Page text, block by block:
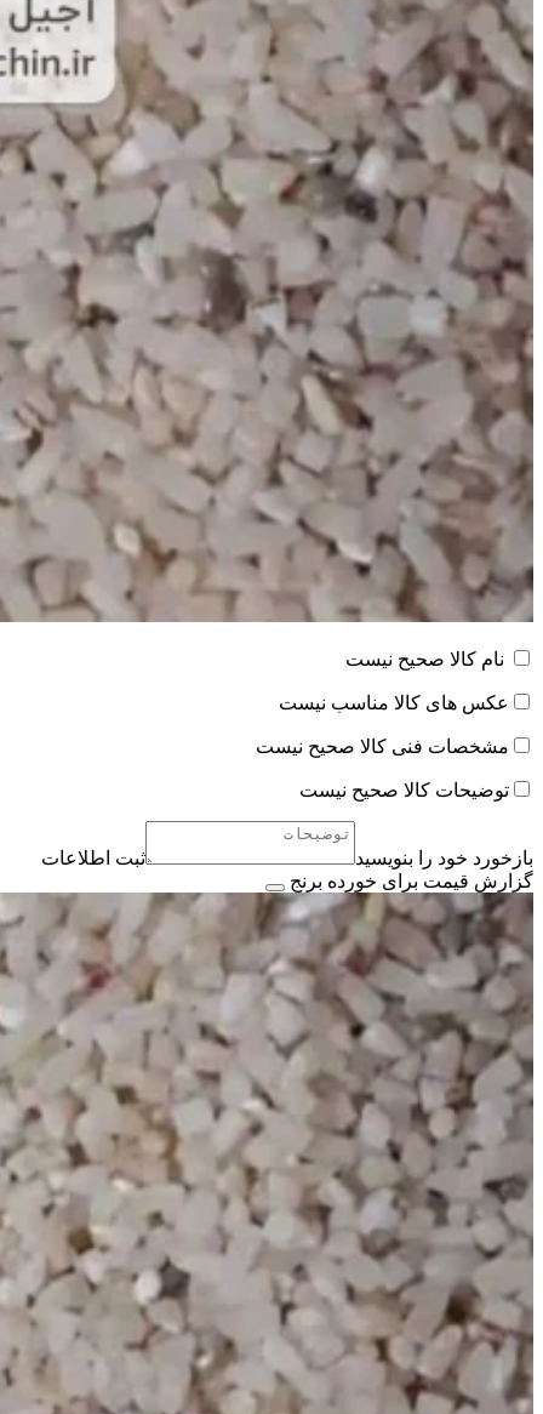
نام کالا صحیح نیست
عکس های کالا مناسب نیست
مشخصات فنی کالا صحیح نیست
توضیحات کالا صحیح نیست
بازخورد خود را بنویسید
ثبت اطلاعات
گزارش قیمت برای خورده برنج